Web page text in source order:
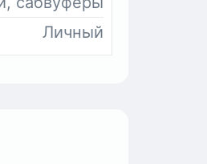
Личный